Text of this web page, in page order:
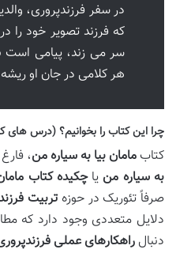
در سفر فرزندپروری،
که فرزند تصویر خود را
سر می زند، پیامی است
هر کلامی در جان او
چرا این کتاب را بخوانیم؟ (درس های
کتاب مامان بیا به سیاره من،
به سیاره من یاچکیده کتاب
صرفاً تئوریک در حوزهتربیت
دلایل متعددی وجود دارد که
دنبال راهکارهای عملی